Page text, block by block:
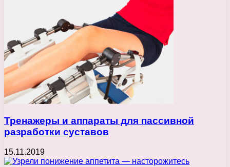
Тренажеры и аппараты для пассивной
разработки суставов
15.11.2019